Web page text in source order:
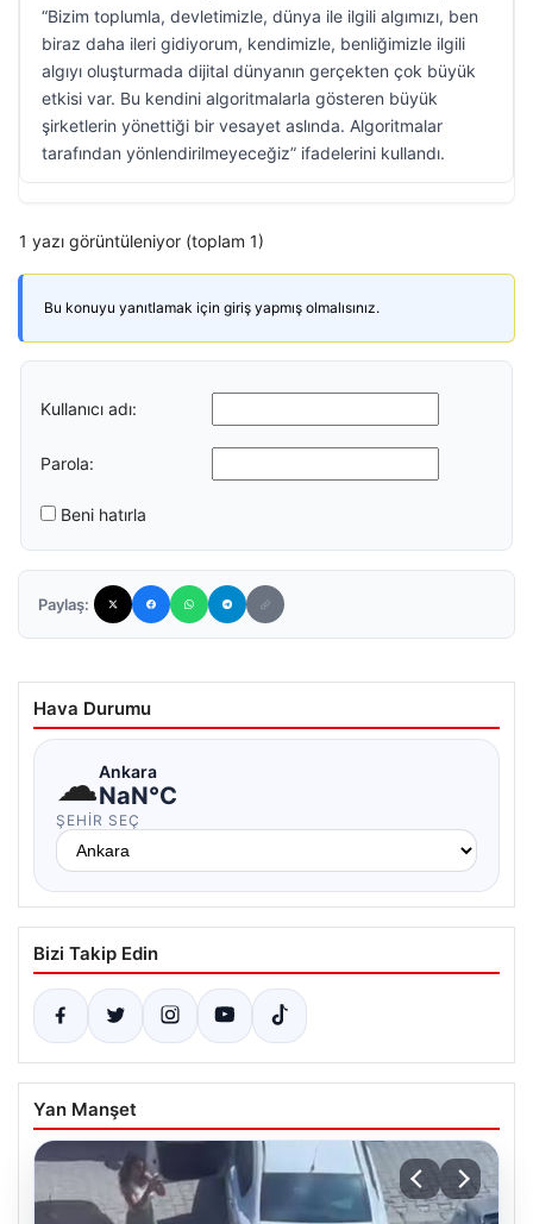
“Bizim toplumla, devletimizle, dünya ile ilgili algımızı, ben
biraz daha ileri gidiyorum, kendimizle, benliğimizle ilgili
algıyı oluşturmada dijital dünyanın gerçekten çok büyük
etkisi var. Bu kendini algoritmalarla gösteren büyük
şirketlerin yönettiği bir vesayet aslında. Algoritmalar
tarafından yönlendirilmeyeceğiz” ifadelerini kullandı.
1 yazı görüntüleniyor (toplam 1)
Bu konuyu yanıtlamak için giriş yapmış olmalısınız.
Kullanıcı adı:
Parola:
Beni hatırla
Paylaş:
Hava Durumu
☁Ankara
NaN°C
ŞEHIR SEÇ
Bizi Takip Edin
Yan Manşet